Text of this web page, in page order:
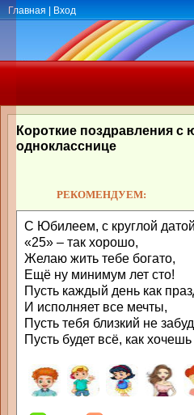
Главная Вход
Короткие поздравления с
однокласснице
РЕКОМЕНДУЕМ:
С Юбилеем, с круглой
«25» – так хорошо,
Желаю жить тебе богато,
Ещё ну минимум лет сто!
Пусть каждый день как
И исполняет все мечты,
Пусть тебя близкий не
Пусть будет всё, как